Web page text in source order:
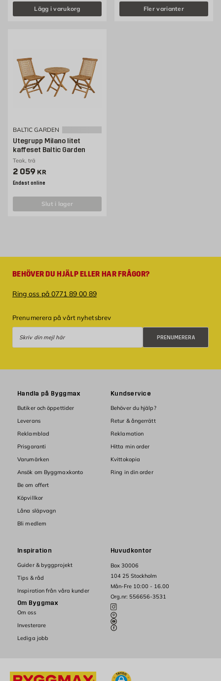
Lägg i varukorg Fler varianter
BALTIC GARDEN
Utegrupp Milano litet
kaffeset Baltic Garden
Teak, trä
Pris 2059 kr
2 059 KR
Endast online
slut i lager
BEHÖVER DU HJÄLP ELLER HAR FRÅGOR?
Ring oss på 0771 89 00 89
Prenumerera på vårt nyhetsbrev
PRENUMERERA
Huvudkontor
Box 30006
104 25 Stockholm
Mån-Fre 10:00 - 16.00
Org.nr: 556656-3531
Handla på Byggmax
Butiker och öppettider
Leverans
Reklamblad
Prisgaranti
Varumärken
Ansök om Byggmaxkonto
Be om offert
Köpvillkor
Låna släpvagn
Bli medlem
Kundservice
Behöver du hjälp?
Retur & ångerrätt
Reklamation
Hitta min order
Kvittokopia
Ring in din order
Inspiration
Guider & byggprojekt
Tips & råd
Inspiration från våra kunder
Om Byggmax
Om oss
Investerare
Lediga jobb